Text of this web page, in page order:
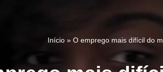
Início » O emprego mais difícil do